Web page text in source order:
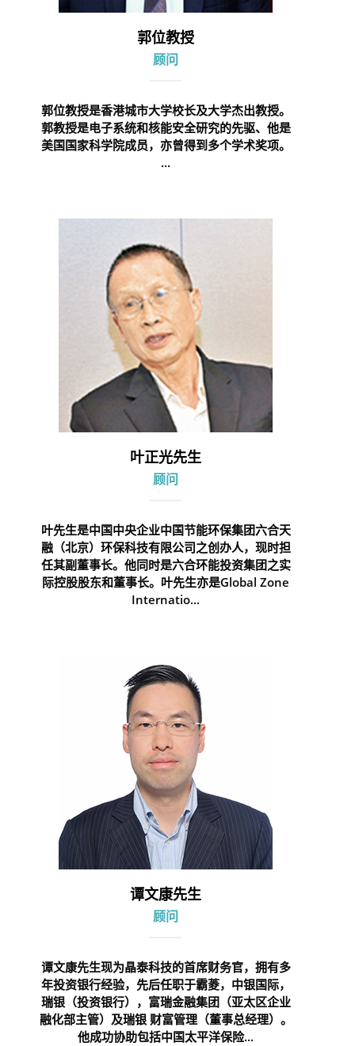
郭位教授
顾问
郭位教授是香港城市大学校长及大学杰出教授。
郭教授是电子系统和核能安全研究的先驱、他是
美国国家科学院成员，亦曾得到多个学术奖项。
...
叶正光先生
顾问
叶先生是中国中央企业中国节能环保集团六合天
融（北京）环保科技有限公司之创办人，现时担
任其副董事长。他同时是六合环能投资集团之实
际控股股东和董事长。叶先生亦是Global Zone
Internatio...
谭文康先生
顾问
谭文康先生现为晶泰科技的首席财务官，拥有多
年投资银行经验，先后任职于霸菱，中银国际，
瑞银（投资银行），富瑞金融集团（亚太区企业
融化部主管）及瑞银 财富管理（董事总经理）。
他成功协助包括中国太平洋保险...